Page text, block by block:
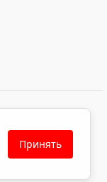
данных
cookieПринять